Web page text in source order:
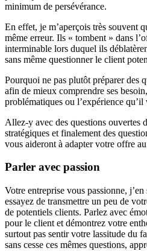
minimum de persévérance.
En effet, je m’aperçois très souvent
même erreur. Ils « tombent » dans
interminable lors duquel ils
sans même questionner le client
Pourquoi ne pas plutôt préparer des
afin de mieux comprendre ses
problématiques ou l’expérience
Allez-y avec des questions ouvertes
stratégiques et finalement des
vous aideront à adapter votre offre
Parler avec passion
Votre entreprise vous passionne,
essayez de transmettre un peu de
de potentiels clients. Parlez avec
pour le client et démontrez votre
surtout pas sentir votre lassitude du
sans cesse ces mêmes questions,